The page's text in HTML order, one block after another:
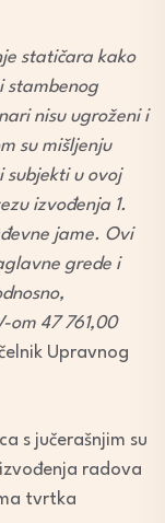
statičara kako
stambenog
nisu ugroženi i
su mišljenju
subjekti u ovoj
izvođenja 1.
jame. Ovi
grede i
om 47 761,00
Upravnog
s jučerašnjim su
radova
tvrtka